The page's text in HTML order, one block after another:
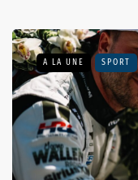
A LA UNE SPORT